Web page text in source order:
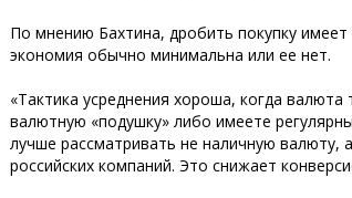
По мнению Бахтина, дробить покупку
экономия обычно минимальна или ее нет.
«Тактика усреднения хороша, когда
валютную «подушку» либо имеете
лучше рассматривать не наличную
российских компаний. Это снижает